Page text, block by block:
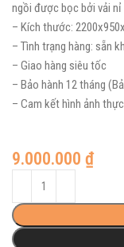
ngồi được bọc bởi vải nỉ
– Kích thước:
– Tình trạng hàng: sẵn
– Giao hàng siêu tốc
– Bảo hành 12 tháng
– Cam kết hình ảnh
9.000.000₫